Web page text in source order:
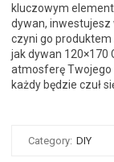
kluczowym
dywan, inwestujesz
czyni go produktem
jak dywan 120×170
atmosferę
każdy będzie czuł
Category: DIY